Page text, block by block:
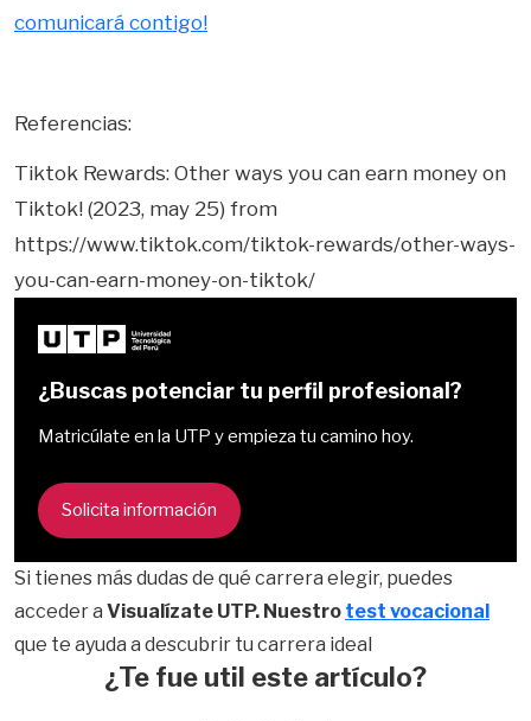
comunicará contigo!
Referencias:
Tiktok Rewards: Other ways you can earn money on
Tiktok! (2023, may 25) from
https://www.tiktok.com/tiktok-rewards/other-ways-
you-can-earn-money-on-tiktok/
¿Buscas potenciar tu perfil profesional?
Matricúlate en la UTP y empieza tu camino hoy.
Solicita información
Si tienes más dudas de qué carrera elegir, puedes
acceder a Visualízate UTP. Nuestro test vocacional
que te ayuda a descubrir tu carrera ideal
¿Te fue util este artículo?